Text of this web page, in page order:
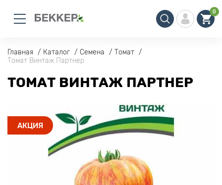
0
Главная Каталог Семена
Томат
Томат Винтаж Партнер
ТОМАТ ВИНТАЖ ПАРТНЕР
АКЦИЯ